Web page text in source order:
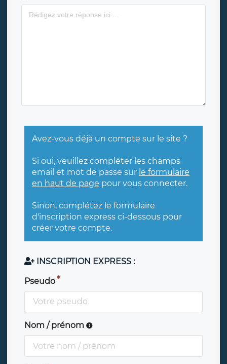
Avez-vous déjà un compte sur le site ?
Si oui, veuillez compléter les champs
email et mot de passe sur le formulaire
en haut de page pour vous connecter.
Sinon, complétez le formulaire
d'inscription express ci-dessous pour
créer votre compte.
INSCRIPTION EXPRESS :
Pseudo
Nom / prénom